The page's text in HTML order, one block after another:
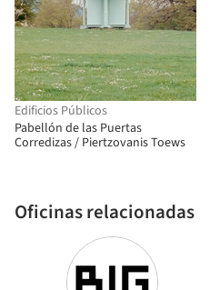
Edificios Públicos
Pabellón de las Puertas
Corredizas / Piertzovanis Toews
Oficinas relacionadas